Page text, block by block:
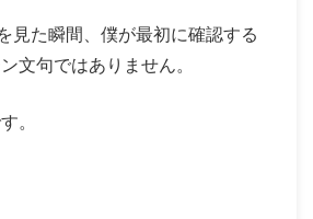
見た瞬間、僕が最初に確認する
文句ではありません。
。